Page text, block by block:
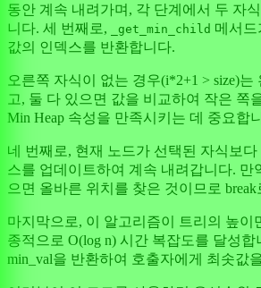
동안 계속 내려가며, 각 단계에서 두 자
니다. 세 번째로,
_get_min_child 메서드
값의 인덱스를 반환합니다.
오른쪽 자식이 없는 경우(i*2+1 > size)
고, 둘 다 있으면 값을 비교하여 작은 쪽
Min Heap 속성을 만족시키는 데 중요합
네 번째로, 현재 노드가 선택된 자식보
스를 업데이트하여 계속 내려갑니다. 만
으면 올바른 위치를 찾은 것이므로
마지막으로, 이 알고리즘이 트리의 높이
종적으로 O(log n) 시간 복잡도를 달성합
min_val을 반환하여 호출자에게 최솟값